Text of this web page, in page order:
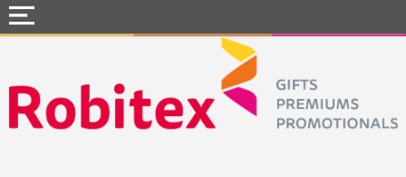
Webshops
Snel naar »